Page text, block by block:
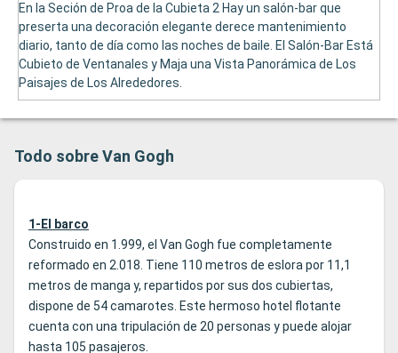
En la Seción de Proa de la Cubieta 2 Hay un salón-bar que
preserta una decoración elegante derece mantenimiento
diario, tanto de día como las noches de baile. El Salón-Bar Está
Cubieto de Ventanales y Maja una Vista Panorámica de Los
Paisajes de Los Alrededores.
Todo sobre Van Gogh
1-El barco
Construido en 1.999, el Van Gogh fue completamente
reformado en 2.018. Tiene 110 metros de eslora por 11,1
metros de manga y, repartidos por sus dos cubiertas,
dispone de 54 camarotes. Este hermoso hotel flotante
cuenta con una tripulación de 20 personas y puede alojar
hasta 105 pasajeros.